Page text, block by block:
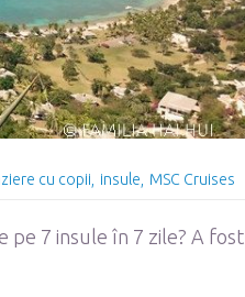
cu copii insule MSC Cruises
pe 7 insule în 7 zile? A fost